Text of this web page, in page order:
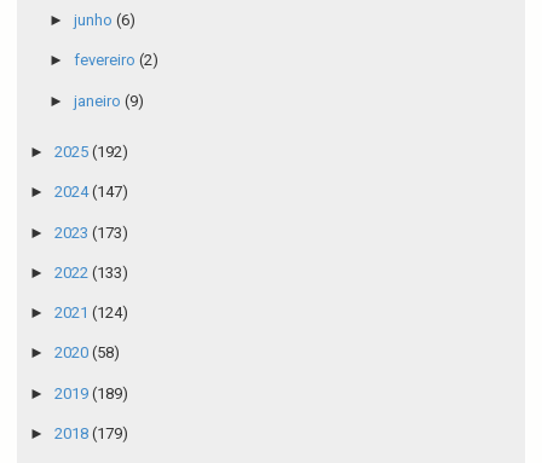
► junho (6)
► fevereiro (2)
► janeiro (9)
► 2025 (192)
► 2024(147)
► 2023 (173)
► 2022 (133)
► 2021 (124)
► 2020 (58)
► 2019 (189)
► 2018 (179)